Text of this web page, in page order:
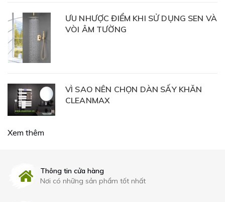
ƯU NHƯỢC ĐIỂM KHI SỬ DỤNG SEN VÀ
VÒI ÂM TƯỜNG
VÌ SAO NÊN CHỌN DÀN SẤY KHĂN
CLEANMAX
Xem thêm
Thông tin cửa hàng
Nơi có những sản phẩm tốt nhất